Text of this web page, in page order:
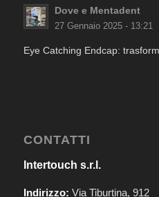
Dove e Mentadent
27 Gennaio 2025 - 13:21
Eye Catching Endcap:
CONTATTI
Intertouch s.r.l.
Indirizzo: Via Tiburtina, 912